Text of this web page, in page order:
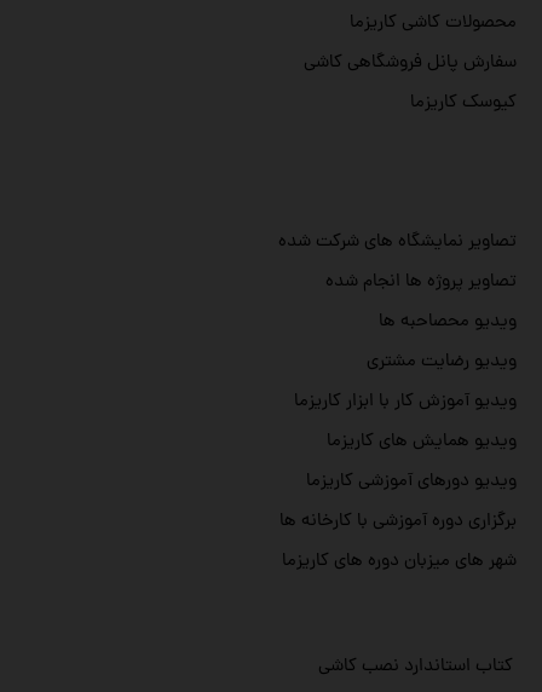
تصاویر نمایشگاه های شرکت شده
تصاویر پروژه ها انجام شده
ویدیو محصاحبه ها
ویدیو رضایت مشتری
ویدیو آموزش کار با ابزار کاریزما
ویدیو همایش های کاریزما
ویدیو دورهای آموزشی کاریزما
برگزاری دوره آموزشی با کارخانه ها
شهر های میزبان دوره های کاریزما
محصولات کاشی کاریزما
سفارش پانل فروشگاهی کاشی
کیوسک کاریزما
کتاب استاندارد نصب کاشی